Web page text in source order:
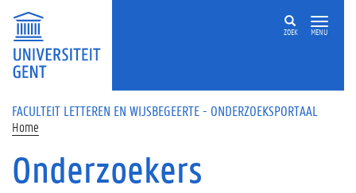
Overslaan en naar de inhoud gaan
ZOEK MENU
FACULTEIT LETTEREN EN WIJSBEGEERTE - ONDERZOEKSPORTAAL
Home
Onderzoekers